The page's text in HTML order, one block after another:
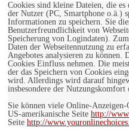
Cookies sind kleine Dateien, die
der Nutzer (PC, Smartphone o.ä.)
Informationen zu speichern. Sie
Benutzerfreundlichkeit von
Speicherung von Logindaten).
Daten der Webseitennutzung zu
Angebotes analysieren zu können.
Cookies Einfluss nehmen. Die
der das Speichern von Cookies
wird. Allerdings wird darauf
insbesondere der Nutzungskomfort
Sie können viele Online-
US-amerikanische Seite http://
Seite http://